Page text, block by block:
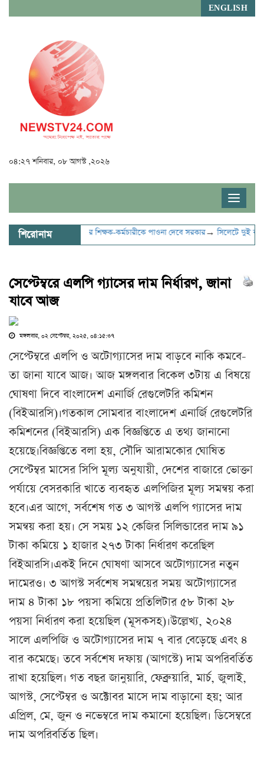
ENGLISH
০৪:২৭ শনিবার, ০৮ আগস্ট ,২০২৬
Toggle
শিরোনাম
→একযোগে ৭৫ হাজার শিক্ষক-কর্মচারীকে পাওনা দেবে সরকার→সিলেটে দুই
সেপ্টেম্বরে এলপি গ্যাসের দাম নির্ধারণ, জানা
যাবে আজ
মঙ্গলবার, ০২ সেপ্টেম্বর, ২০২৫, ০৪:১৫:৩৭
সেপ্টেম্বরে এলপি ও অটোগ্যাসের দাম বাড়বে নাকি কমবে-
তা জানা যাবে আজ। আজ মঙ্গলবার বিকেল ৩টায় এ বিষয়ে
ঘোষণা দিবে বাংলাদেশ এনার্জি রেগুলেটরি কমিশন
(বিইআরসি)।গতকাল সোমবার বাংলাদেশ এনার্জি রেগুলেটরি
কমিশনের (বিইআরসি) এক বিজ্ঞপ্তিতে এ তথ্য জানানো
হয়েছে।বিজ্ঞপ্তিতে বলা হয়, সৌদি আরামকোর ঘোষিত
সেপ্টেম্বর মাসের সিপি মূল্য অনুযায়ী, দেশের বাজারে ভোক্তা
পর্যায়ে বেসরকারি খাতে ব্যবহৃত এলপিজির মূল্য সমন্বয় করা
হবে।এর আগে, সর্বশেষ গত ৩ আগস্ট এলপি গ্যাসের দাম
সমন্বয় করা হয়। সে সময় ১২ কেজির সিলিন্ডারের দাম ৯১
টাকা কমিয়ে ১ হাজার ২৭৩ টাকা নির্ধারণ করেছিল
বিইআরসি।একই দিনে ঘোষণা আসবে অটোগ্যাসের নতুন
দামেরও। ৩ আগস্ট সর্বশেষ সমন্বয়ের সময় অটোগ্যাসের
দাম ৪ টাকা ১৮ পয়সা কমিয়ে প্রতিলিটার ৫৮ টাকা ২৮
পয়সা নির্ধারণ করা হয়েছিল (মূসকসহ)।উল্লেখ্য, ২০২৪
সালে এলপিজি ও অটোগ্যাসের দাম ৭ বার বেড়েছে এবং ৪
বার কমেছে। তবে সর্বশেষ দফায় (আগস্টে) দাম অপরিবর্তিত
রাখা হয়েছিল। গত বছর জানুয়ারি, ফেব্রুয়ারি, মার্চ, জুলাই,
আগস্ট, সেপ্টেম্বর ও অক্টোবর মাসে দাম বাড়ানো হয়; আর
এপ্রিল, মে, জুন ও নভেম্বরে দাম কমানো হয়েছিল। ডিসেম্বরে
দাম অপরিবর্তিত ছিল।